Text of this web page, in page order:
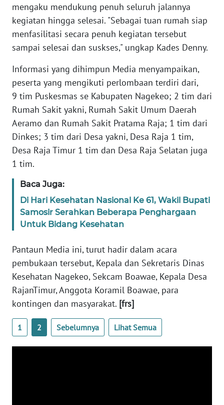
mengaku mendukung penuh seluruh jalannya
kegiatan hingga selesai. "Sebagai tuan rumah siap
menfasilitasi secara penuh kegiatan tersebut
sampai selesai dan suskses," ungkap Kades Denny.
Informasi yang dihimpun Media menyampaikan,
peserta yang mengikuti perlombaan terdiri dari,
9 tim Puskesmas se Kabupaten Nagekeo; 2 tim dari
Rumah Sakit yakni, Rumah Sakit Umum Daerah
Aeramo dan Rumah Sakit Pratama Raja; 1 tim dari
Dinkes; 3 tim dari Desa yakni, Desa Raja 1 tim,
Desa Raja Timur 1 tim dan Desa Raja Selatan juga
1 tim.
Baca Juga:
Di Hari Kesehatan Nasional Ke 61, Wakil Bupati
Samosir Serahkan Beberapa Penghargaan
Untuk Bidang Kesehatan
Pantaun Media ini, turut hadir dalam acara
pembukaan tersebut, Kepala dan Sekretaris Dinas
Kesehatan Nagekeo, Sekcam Boawae, Kepala Desa
RajanTimur, Anggota Koramil Boawae, para
kontingen dan masyarakat. [frs]
1 2 Sebelumnya Lihat Semua
MEDIA
SIBER
REDAKSI
KARIR
DISCLAIMER
Wahana
News
Regional
WN
WN
JAKARTA
JABAR
WN
BANTEN
NTT